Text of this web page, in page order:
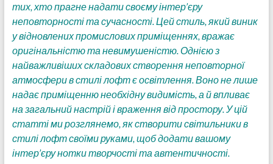
тих, хто прагне надати своєму інтер’єру
неповторності та сучасності. Цей стиль, який виник
у відновлених промислових приміщеннях, вражає
оригінальністю та невимушеністю. Однією з
найважливіших складових створення неповторної
атмосфери в стилі лофт є освітлення. Воно не лише
надає приміщенню необхідну видимість, а й впливає
на загальний настрій і враження від простору. У цій
статті ми розглянемо, як створити світильники в
стилі лофт своїми руками, щоб додати вашому
інтер’єру нотки творчості та автентичності.